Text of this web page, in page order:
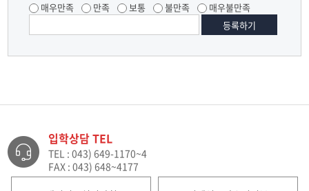
매우만족 만족 보통 불만족 매우불만족
입학상담 TEL
TEL : 043) 649-1170~4
FAX : 043) 648~4177